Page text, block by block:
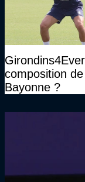
composition
Bayonne ?